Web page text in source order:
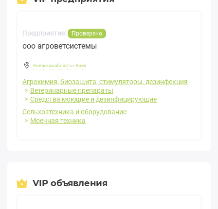
Предприятие: Проверено
ооо агроветсистемы
Киевская область- Киев
Агрохимия, биозащита, стимуляторы, дезинфекция
Ветеринарные препараты
Средства моющие и дезинфицирующие
Сельхозтехника и оборудование
Моечная техника
VIP объявления